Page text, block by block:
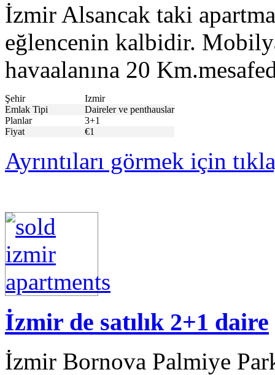
İzmir Alsancak taki
eğlencenin kalbidir.
havaalanına 20
Şehir
Izmir
Emlak Tipi
Daireler ve penthauslar
Planlar
3+1
Fiyat
€1
Ayrıntıları görmek için
İzmir de satılık 2+1 daire
İzmir Bornova Palmiye